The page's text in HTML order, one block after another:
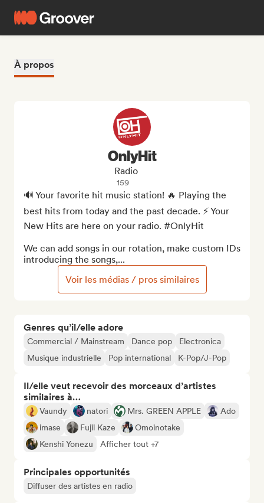
À propos
Genres qu’il/elle adore
Commercial / Mainstream Dance pop
Electronica
Musique industrielle
Pop international K-Pop/J-Pop
Il/elle veut recevoir des morceaux d’artistes
similaires à…
Vaundy natori Mrs. GREEN APPLE
Ado
imase
Fujii Kaze
Omoinotake
Kenshi Yonezu
Afficher tout +7
Principales opportunités
Diffuser des artistes en radio
OnlyHit
Radio
159
🔊 Your favorite hit music station! 🔥 Playing the
best hits from today and the past decade. ⚡ Your
New Hits are here on your radio. #OnlyHit
We can add songs in our rotation, make custom IDs
introducing the songs,...
Voir les médias / pros similaires